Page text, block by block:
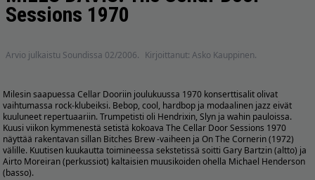
Sessions 1970
Arvio julkaistu Soundissa 02/2006. Kirjoittanut: Asko Kauppinen.
Milesin saapuessa Cellar Dooriin joulukuussa 1970 konserttisalit olivat
vaihtumassa rock-klubeiksi. Bebop, cool, hardbop ja modaalinen jazz eivät
kuuluneet repertuaariin. Trumpetisti oli Hendrixin, Slyn ja wahin pauloissa.
Kuusi viikon kymmenestä setistä kokoava The Cellar Door Sessions 1970
näyttää rakentavan sillan Bitches Brew -vaiheen ja On The Cornerin (1972)
välille. Kuutisen kuukautta toimineessa sekstetissä soitti Gary Bartzin (altto) ja
Airto Moreiran (perkussiot) kaltaisien muusikoiden ohella Michael Henderson
(basso).